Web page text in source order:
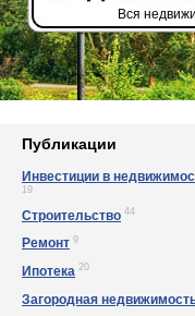
Вся
Публикации
Инвестиции в
19
Строительство 44
Ремонт 9
Ипотека 20
Загородная